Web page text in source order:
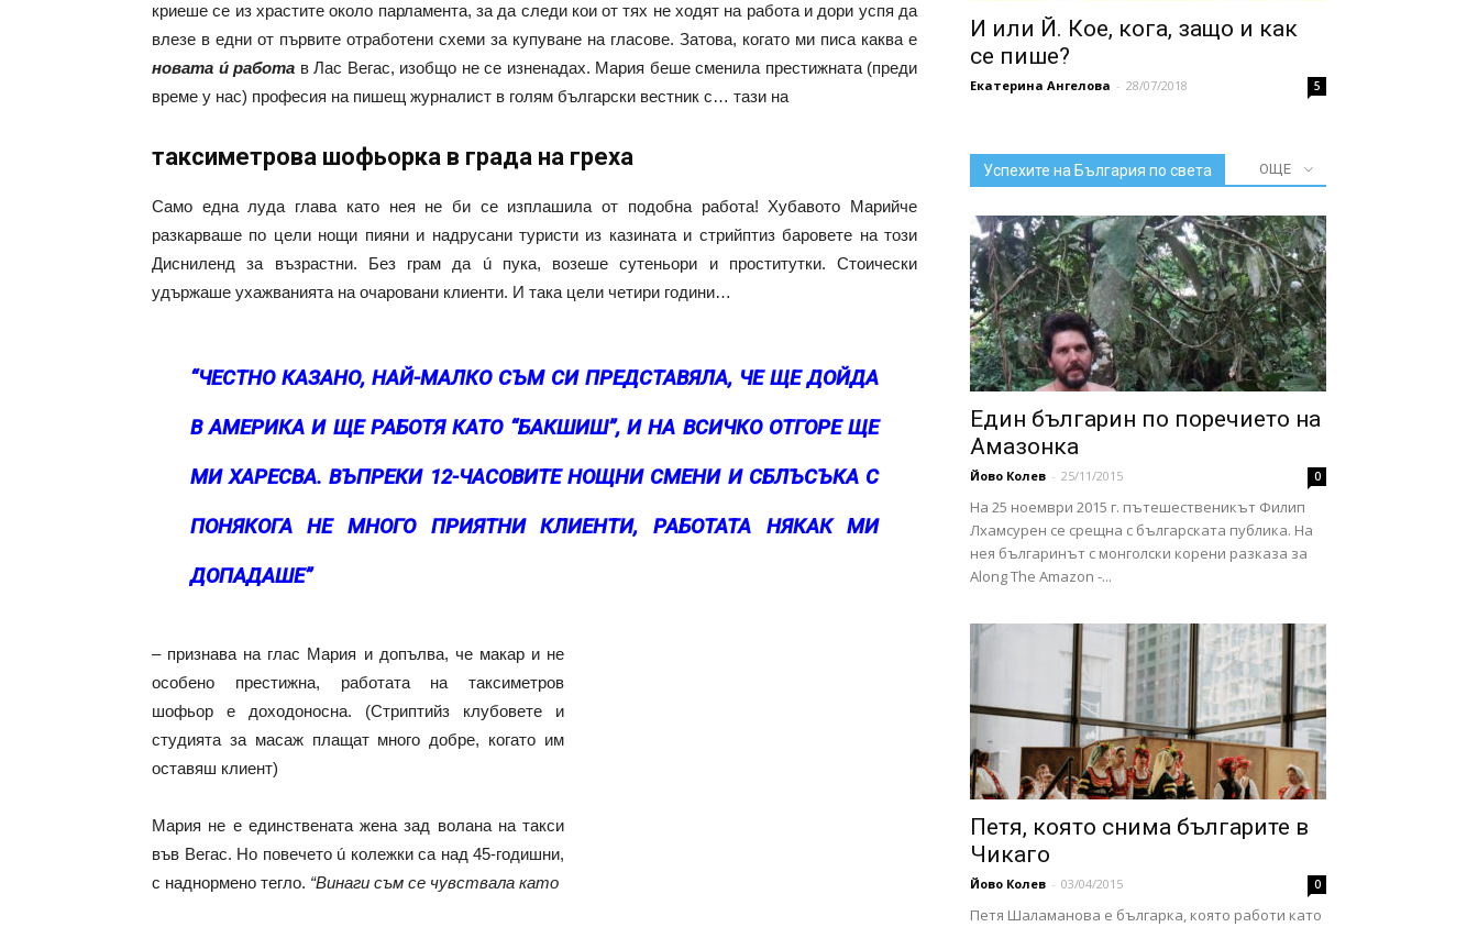
криеше се из храстите около парламента, за да следи кои от тях не ходят на работа и дори успя да
влезе в едни от първите отработени схеми за купуване на гласове. Затова, когато ми писа каква е
новата ú работа в Лас Вегас, изобщо не се изненадах. Мария беше сменила престижната (преди
време у нас) професия на пишещ журналист в голям български вестник с… тази на
таксиметрова шофьорка в града на греха
Само една луда глава като нея не би се изплашила от подобна работа! Хубавото Марийче
разкарваше по цели нощи пияни и надрусани туристи из казината и стрийптиз баровете на този
Дисниленд за възрастни. Без грам да ú пука, возеше сутеньори и проститутки. Стоически
удържаше ухажванията на очаровани клиенти. И така цели четири години…
“ЧЕСТНО КАЗАНО, НАЙ-МАЛКО СЪМ СИ ПРЕДСТАВЯЛА, ЧЕ ЩЕ ДОЙДА
В АМЕРИКА И ЩЕ РАБОТЯ КАТО “БАКШИШ”, И НА ВСИЧКО ОТГОРЕ ЩЕ
МИ ХАРЕСВА. ВЪПРЕКИ 12-ЧАСОВИТЕ НОЩНИ СМЕНИ И СБЛЪСЪКА С
ПОНЯКОГА НЕ МНОГО ПРИЯТНИ КЛИЕНТИ, РАБОТАТА НЯКАК МИ
ДОПАДАШЕ”
– признава на глас Мария и допълва, че макар и не
особено престижна, работата на таксиметров
шофьор е доходоносна. (Стриптийз клубовете и
студията за масаж плащат много добре, когато им
оставяш клиент)
Мария не е единствената жена зад волана на такси
във Вегас. Но повечето ú колежки са над 45-годишни,
с наднормено тегло. “Винаги съм се чувствала като
И или Й. Кое, кога, защо и как
се пише?
Екатерина Ангелова - 28/07/2018 5
Успехите на България по света ОЩЕ
Един българин по поречието на
Амазонка
Йово Колев - 25/11/2015 0
На 25 ноември 2015 г. пътешественикът Филип
Лхамсурен се срещна с българската публика. На
нея българинът с монголски корени разказа за
Along The Amazon -...
Петя, която снима българите в
Чикаго
Йово Колев - 03/04/2015 0
Петя Шаламанова е българка, която работи като